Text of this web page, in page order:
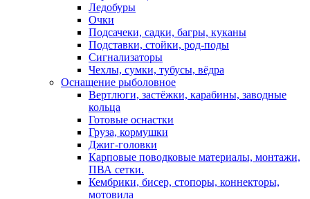
Ледобуры
Очки
Подсачеки, садки, багры, куканы
Подставки, стойки, род-поды
Сигнализаторы
Чехлы, сумки, тубусы, вёдра
Оснащение рыболовное
Вертлюги, застёжки, карабины, заводные
кольца
Готовые оснастки
Груза, кормушки
Джиг-головки
Карповые поводковые материалы, монтажи,
ПВА сетки.
Кембрики, бисер, стопоры, коннекторы,
мотовила